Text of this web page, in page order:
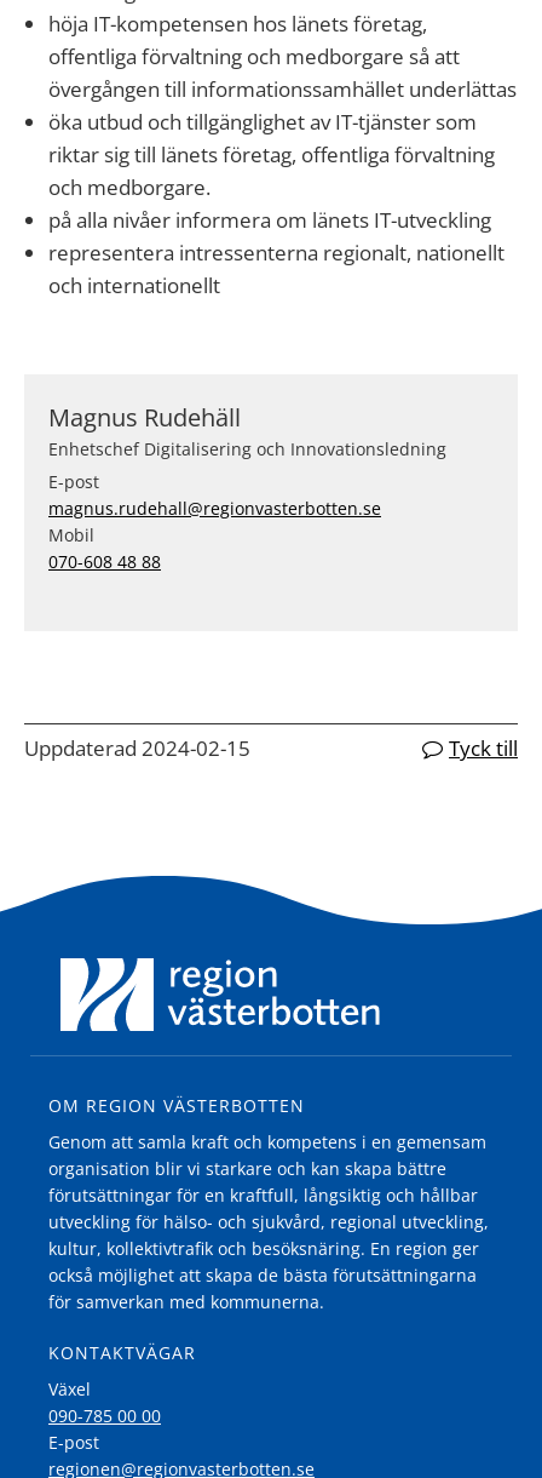
höja IT-kompetensen hos länets företag,
offentliga förvaltning och medborgare så att
övergången till informationssamhället underlättas
öka utbud och tillgänglighet av IT-tjänster som
riktar sig till länets företag, offentliga förvaltning
och medborgare.
på alla nivåer informera om länets IT-utveckling
representera intressenterna regionalt, nationellt
och internationellt
Magnus Rudehäll
Enhetschef Digitalisering och Innovationsledning
E-post
magnus.rudehall@regionvasterbotten.se
Mobil
070-608 48 88
Uppdaterad 2024-02-15 Tyck till
OM REGION VÄSTERBOTTEN
Genom att samla kraft och kompetens i en gemensam
organisation blir vi starkare och kan skapa bättre
förutsättningar för en kraftfull, långsiktig och hållbar
utveckling för hälso- och sjukvård, regional utveckling,
kultur, kollektivtrafik och besöksnäring. En region ger
också möjlighet att skapa de bästa förutsättningarna
för samverkan med kommunerna.
KONTAKTVÄGAR
Växel
090-785 00 00
E-post
regionen@regionvasterbotten.se